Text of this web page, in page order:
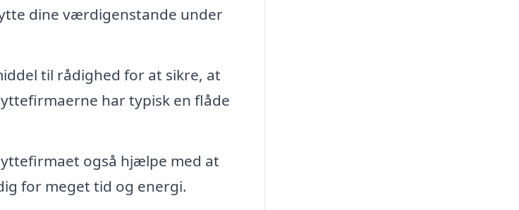
dine værdigenstande under
til rådighed for at sikre, at
har typisk en flåde
også hjælpe med at
for meget tid og energi.